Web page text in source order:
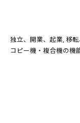
独立、開業、起業 移
コピー機・複合機の機